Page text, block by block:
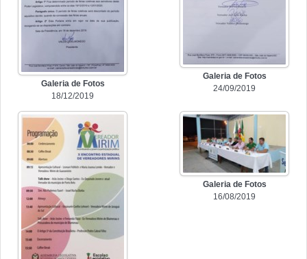
Galeria de Fotos
18/12/2019
Galeria de Fotos
24/09/2019
Galeria de Fotos
16/08/2019